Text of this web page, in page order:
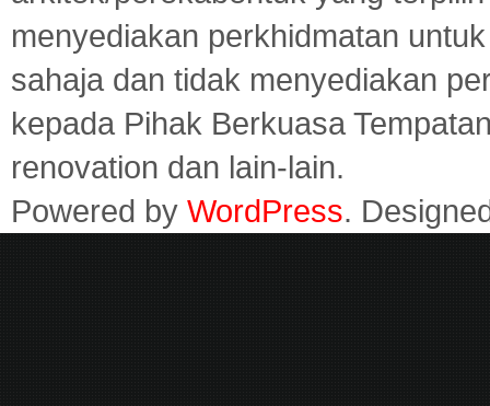
menyediakan perkhidmatan
sahaja dan tidak menyediakan
kepada Pihak Berkuasa
renovation dan lain-lain.
Powered by WordPress.